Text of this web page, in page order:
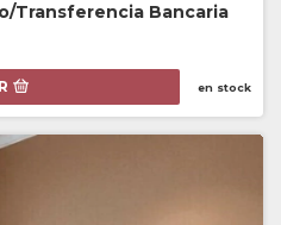
Transferencia Bancaria
en stock